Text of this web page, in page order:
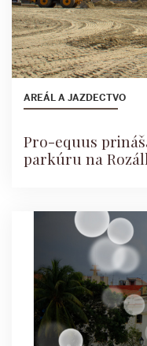
AREÁL A JAZDECTVO
Pro-equus
parkúru na